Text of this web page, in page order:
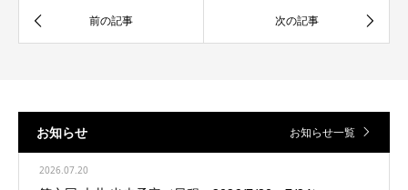
お知らせ お知らせ一覧
2026.07.20